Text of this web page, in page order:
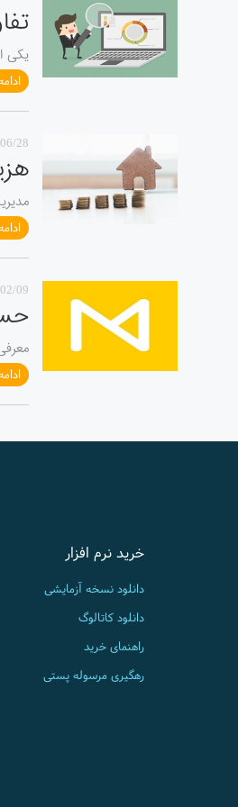
یکی
1396/06/28 •
1396/02/09 •
خرید نرم افزار
دانلود نسخه آزمایشی
دانلود کاتالوگ
راهنمای خرید
رهگیری مرسوله پستی